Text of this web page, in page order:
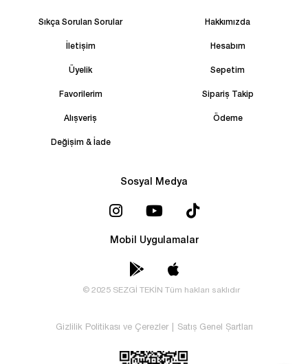
Sıkça Sorulan Sorular Hakkımızda
İletişim Hesabım
Üyelik Sepetim
Favorilerim Sipariş Takip
Alışveriş Ödeme
Değişim & İade
Sosyal Medya
Mobil Uygulamalar
© 2025 SEZGİ TEKİN Tüm hakları saklıdır
Gizlilik Politikası ve Çerezler Satış Genel Şartları